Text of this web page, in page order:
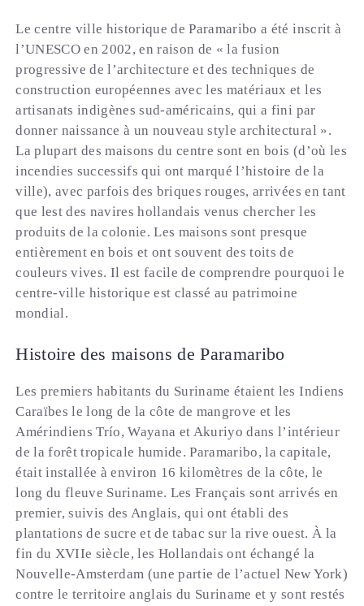
Le centre ville historique de Paramaribo a été inscrit à
l’UNESCO en 2002, en raison de « la fusion
progressive de l’architecture et des techniques de
construction européennes avec les matériaux et les
artisanats indigènes sud-américains, qui a fini par
donner naissance à un nouveau style architectural ».
La plupart des maisons du centre sont en bois (d’où les
incendies successifs qui ont marqué l’histoire de la
ville), avec parfois des briques rouges, arrivées en tant
que lest des navires hollandais venus chercher les
produits de la colonie. Les maisons sont presque
entièrement en bois et ont souvent des toits de
couleurs vives. Il est facile de comprendre pourquoi le
centre-ville historique est classé au patrimoine
mondial.
Histoire des maisons de Paramaribo
Les premiers habitants du Suriname étaient les Indiens
Caraïbes le long de la côte de mangrove et les
Amérindiens Trío, Wayana et Akuriyo dans l’intérieur
de la forêt tropicale humide. Paramaribo, la capitale,
était installée à environ 16 kilomètres de la côte, le
long du fleuve Suriname. Les Français sont arrivés en
premier, suivis des Anglais, qui ont établi des
plantations de sucre et de tabac sur la rive ouest. À la
fin du XVIIe siècle, les Hollandais ont échangé la
Nouvelle-Amsterdam (une partie de l’actuel New York)
contre le territoire anglais du Suriname et y sont restés